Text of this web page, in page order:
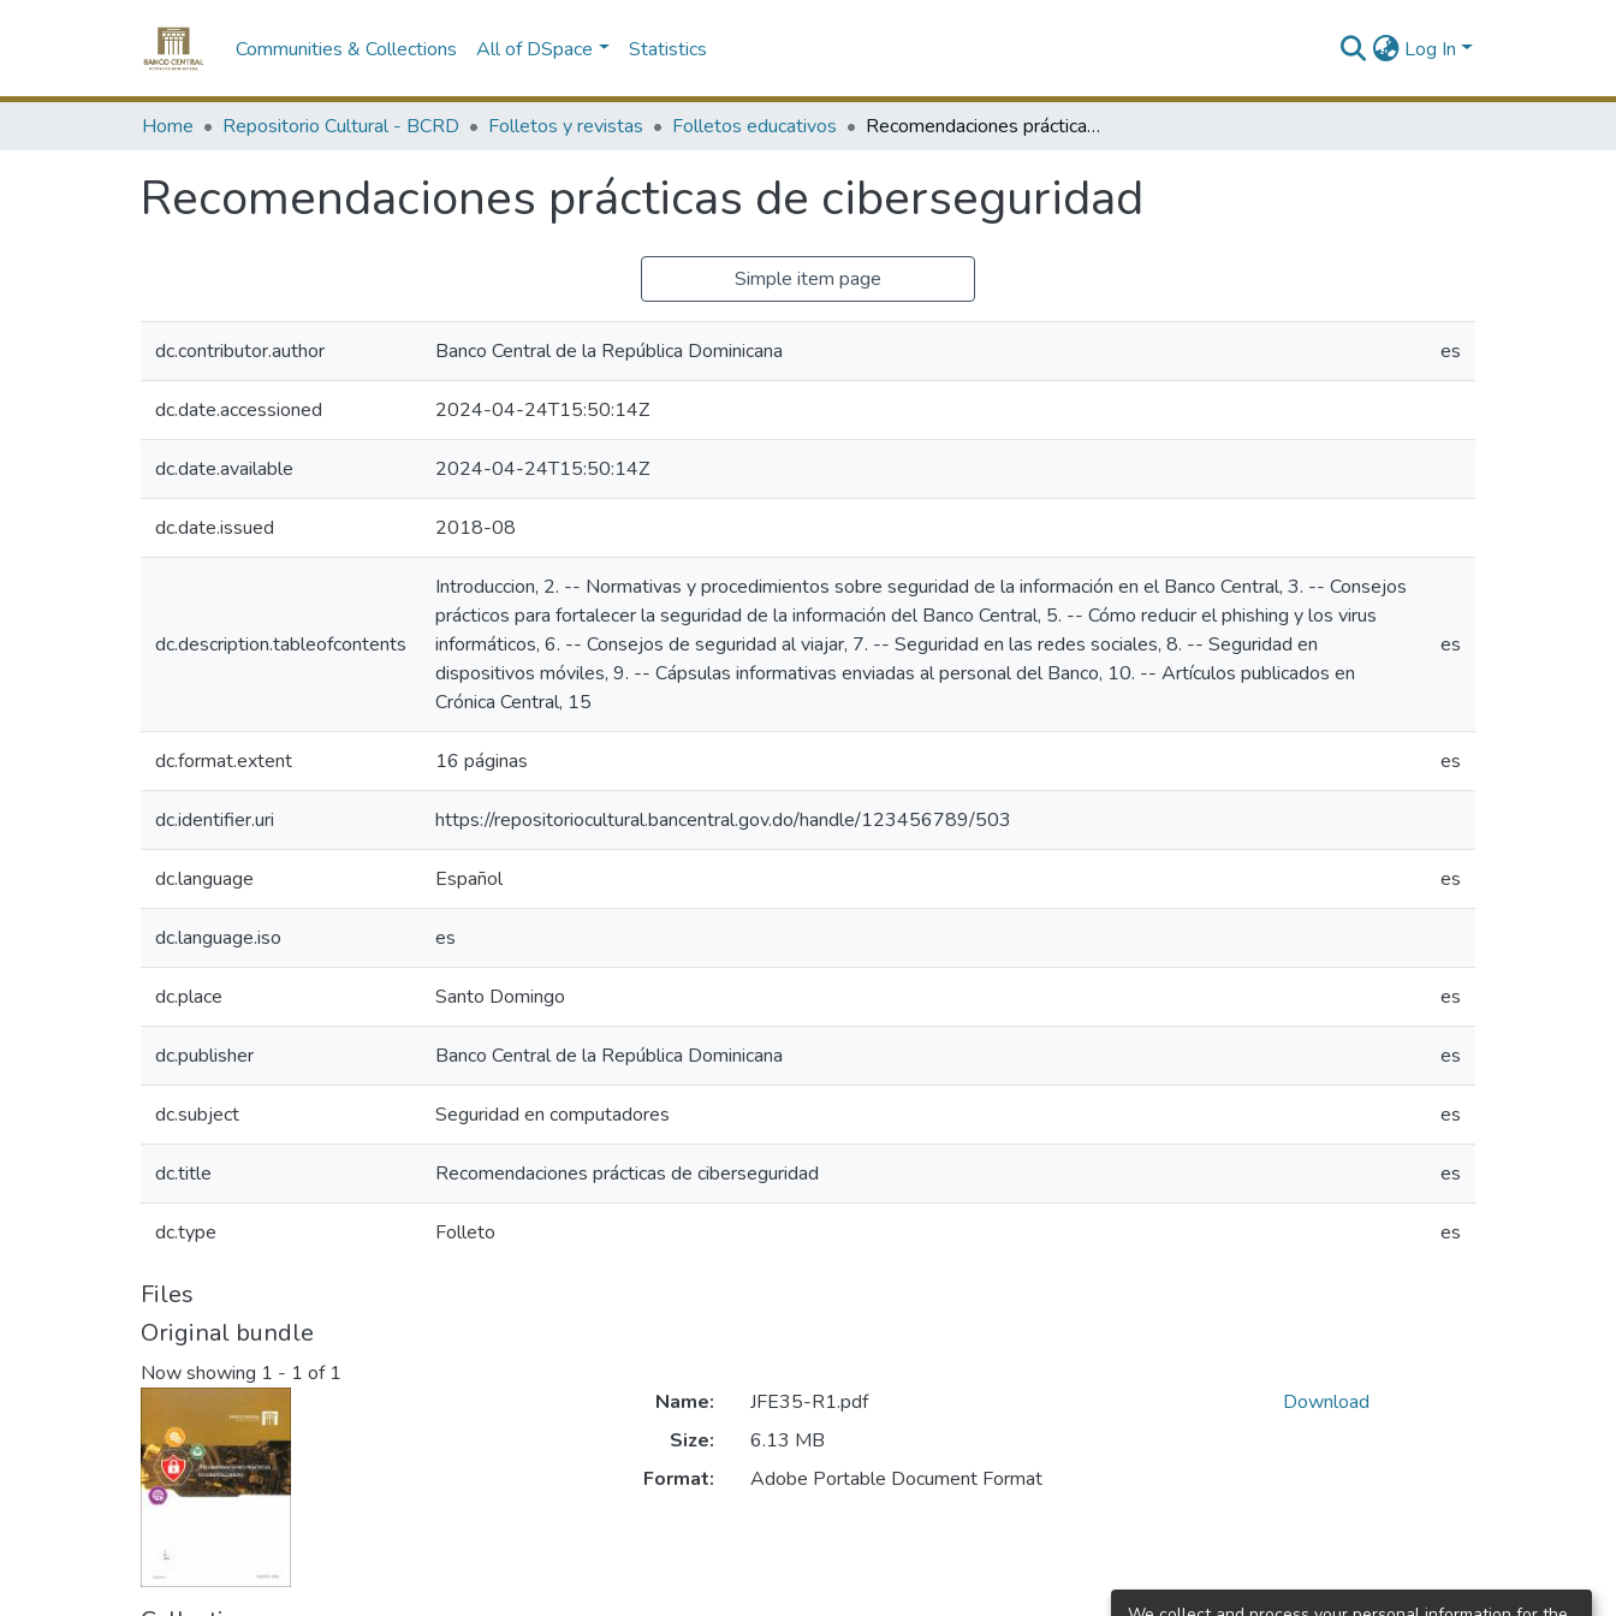
Communities & Collections All of DSpace Statistics Log In
Home Repositorio Cultural - BCRD Folletos y revistas Folletos educativos Recomendaciones prácticas de ciberseguridad
Recomendaciones prácticas de ciberseguridad
Simple item page
dc.contributor.author Banco Central de la República Dominicana es
dc.date.accessioned 2024-04-24T15:50:14Z
dc.date.available 2024-04-24T15:50:14Z
dc.date.issued 2018-08
dc.description.tableofcontents
Introduccion, 2. -- Normativas y procedimientos sobre seguridad de la información en el Banco Central, 3. -- Consejos
prácticos para fortalecer la seguridad de la información del Banco Central, 5. -- Cómo reducir el phishing y los virus
informáticos, 6. -- Consejos de seguridad al viajar, 7. -- Seguridad en las redes sociales, 8. -- Seguridad en
dispositivos móviles, 9. -- Cápsulas informativas enviadas al personal del Banco, 10. -- Artículos publicados en
Crónica Central, 15
es
dc.format.extent 16 páginas es
dc.identifier.uri https://repositoriocultural.bancentral.gov.do/handle/123456789/503
dc.language Español es
dc.language.iso es
dc.place Santo Domingo es
dc.publisher Banco Central de la República Dominicana es
dc.subject Seguridad en computadores es
dc.title Recomendaciones prácticas de ciberseguridad es
dc.type Folleto es
Files
Original bundle
Now showing 1 - 1 of 1
Name:
JFE35-R1.pdf
Size:
6.13 MB
Format:
Adobe Portable Document Format
Download